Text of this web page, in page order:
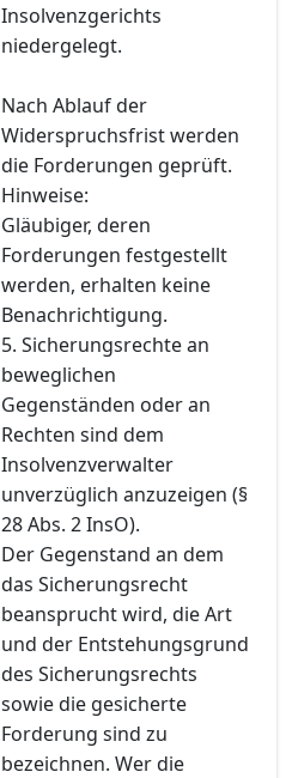
Insolvenzgerichts
niedergelegt.
Nach Ablauf der
Widerspruchsfrist werden
die Forderungen geprüft.
Hinweise:
Gläubiger, deren
Forderungen festgestellt
werden, erhalten keine
Benachrichtigung.
5. Sicherungsrechte an
beweglichen
Gegenständen oder an
Rechten sind dem
Insolvenzverwalter
unverzüglich anzuzeigen (§
28 Abs. 2 InsO).
Der Gegenstand an dem
das Sicherungsrecht
beansprucht wird, die Art
und der Entstehungsgrund
des Sicherungsrechts
sowie die gesicherte
Forderung sind zu
bezeichnen. Wer die